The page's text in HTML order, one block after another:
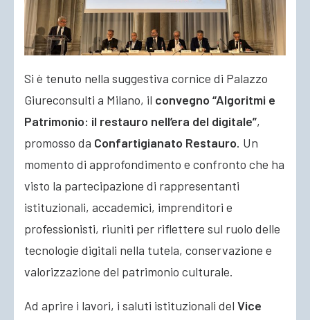
Si è tenuto nella suggestiva cornice di Palazzo
Giureconsulti a Milano, il convegno “Algoritmi e
Patrimonio: il restauro nell’era del digitale”,
promosso da Confartigianato Restauro. Un
momento di approfondimento e confronto che ha
visto la partecipazione di rappresentanti
istituzionali, accademici, imprenditori e
professionisti, riuniti per riflettere sul ruolo delle
tecnologie digitali nella tutela, conservazione e
valorizzazione del patrimonio culturale.
Ad aprire i lavori, i saluti istituzionali del Vice